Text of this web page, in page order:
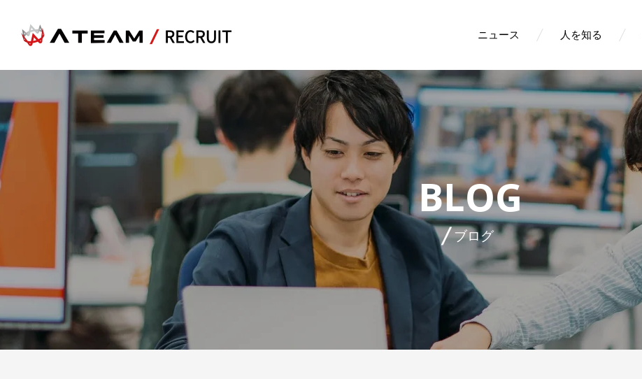
ニュース 人を知る
BLOG
ブログ